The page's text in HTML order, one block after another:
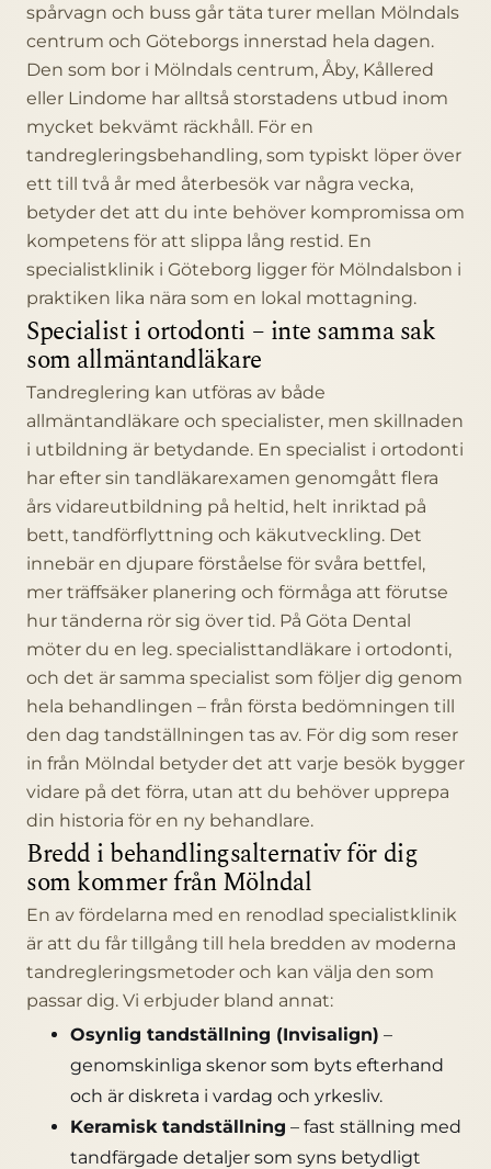
spårvagn och buss går täta turer mellan Mölndals
centrum och Göteborgs innerstad hela dagen.
Den som bor i Mölndals centrum, Åby, Kållered
eller Lindome har alltså storstadens utbud inom
mycket bekvämt räckhåll. För en
tandregleringsbehandling, som typiskt löper över
ett till två år med återbesök var några vecka,
betyder det att du inte behöver kompromissa om
kompetens för att slippa lång restid. En
specialistklinik i Göteborg ligger för Mölndalsbon i
praktiken lika nära som en lokal mottagning.
Specialist i ortodonti – inte samma sak
som allmäntandläkare
Tandreglering kan utföras av både
allmäntandläkare och specialister, men skillnaden
i utbildning är betydande. En specialist i ortodonti
har efter sin tandläkarexamen genomgått flera
års vidareutbildning på heltid, helt inriktad på
bett, tandförflyttning och käkutveckling. Det
innebär en djupare förståelse för svåra bettfel,
mer träffsäker planering och förmåga att förutse
hur tänderna rör sig över tid. På Göta Dental
möter du en leg. specialisttandläkare i ortodonti,
och det är samma specialist som följer dig genom
hela behandlingen – från första bedömningen till
den dag tandställningen tas av. För dig som reser
in från Mölndal betyder det att varje besök bygger
vidare på det förra, utan att du behöver upprepa
din historia för en ny behandlare.
Bredd i behandlingsalternativ för dig
som kommer från Mölndal
En av fördelarna med en renodlad specialistklinik
är att du får tillgång till hela bredden av moderna
tandregleringsmetoder och kan välja den som
passar dig. Vi erbjuder bland annat:
Osynlig tandställning (Invisalign) –
genomskinliga skenor som byts efterhand
och är diskreta i vardag och yrkesliv.
Keramisk tandställning – fast ställning med
tandfärgade detaljer som syns betydligt